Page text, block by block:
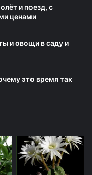
и поезд, с
ценами
и овощи в саду и
это время так